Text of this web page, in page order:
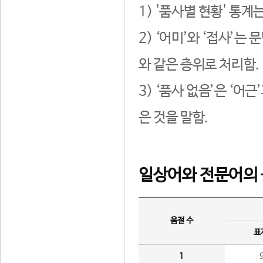
1) '품사별 현황' 통계
2) ‘어미’와 ‘접사’는
와 같은 층위로 처리함.
3) ‘품사 없음’은 ‘어
은 것을 말함.
일상어와 전문어의
음절 수
표
1